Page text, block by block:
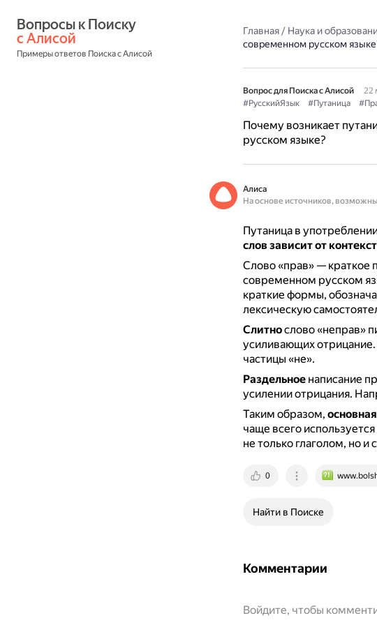
с Алисой
Примеры ответов Поиска с Алисой
Главная/ Наука и
современном русском
Вопрос для Поиска с Алисой
22
#РусскийЯзык
#Путаница
Почему возникает
русском языке?
Алиса
На основе источников,
Путаница в
слов зависит от
Слово «прав» — краткое
современном русском
краткие формы,
лексическую
Слитнослово «неправ»
усиливающих отрицание.
частицы «не».
Раздельноенаписание
усилении отрицания.
Таким образом,
чаще всего
не только глаголом, но
0
Найти в Поиске
Комментарии
Войдите, чтобы